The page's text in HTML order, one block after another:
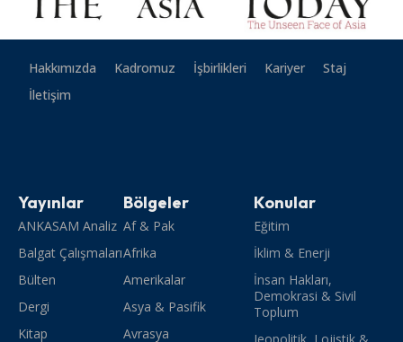
Hakkımızda Kadromuz İşbirlikleri Kariyer
Staj
İletişim
Yayınlar
ANKASAM Analiz
Balgat Çalışmaları
Bülten
Dergi
Kitap
Bölgeler
Af & Pak
Afrika
Amerikalar
Asya & Pasifik
Avrasya
Konular
Eğitim
İklim & Enerji
İnsan Hakları,
Demokrasi & Sivil
Toplum